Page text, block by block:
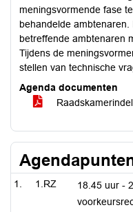
meningsvormende fase
behandelde
betreffende ambtenaren
Tijdens de
stellen van technische
Agenda documenten
1.RZ
18.45 uur -